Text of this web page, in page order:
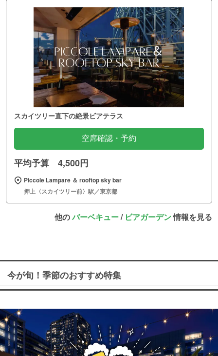
スカイツリー直下の絶景ビアテラス
空席確認・予約
平均予算 4,500円
Piccole Lampare ＆ rooftop sky bar
押上〈スカイツリー前〉駅／東京都
他のバーベキュー/ ビアガーデン情報を見る
今が旬！季節のおすすめ特集